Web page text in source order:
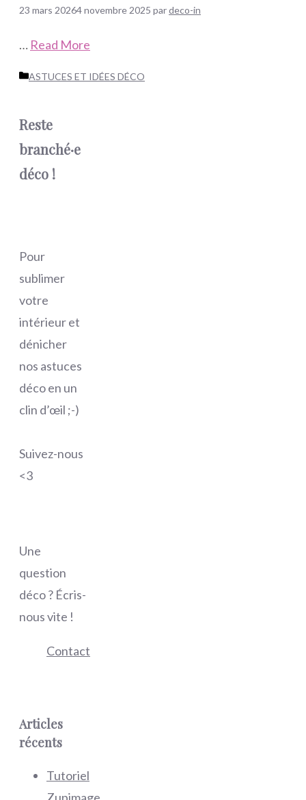
23 mars 20264 novembre 2025 pardeco-in
… Read More
Catégories
ASTUCES ET IDÉES DÉCO
Reste
branché·e
déco !
Pour
sublimer
votre
intérieur et
dénicher
nos astuces
déco en un
clin d’œil ;-)
Suivez-nous
<3
Une
question
déco ? Écris-
nous vite !
Contact
Articles
récents
Tutoriel